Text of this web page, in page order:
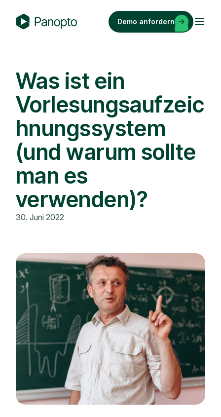
Inhalt
o
p
t
o
Demo anfordern
Was ist ein
Vorlesungsaufzeic
hnungssystem
(und warum sollte
man es
verwenden)?
30. Juni 2022